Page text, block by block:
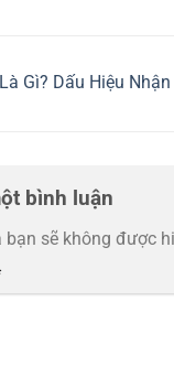
Gì? Dấu Hiệu
bình luận
bạn sẽ không được